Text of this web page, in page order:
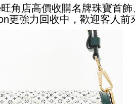
角店高價收購名牌珠寶首
更強力回收中，歡迎客人前